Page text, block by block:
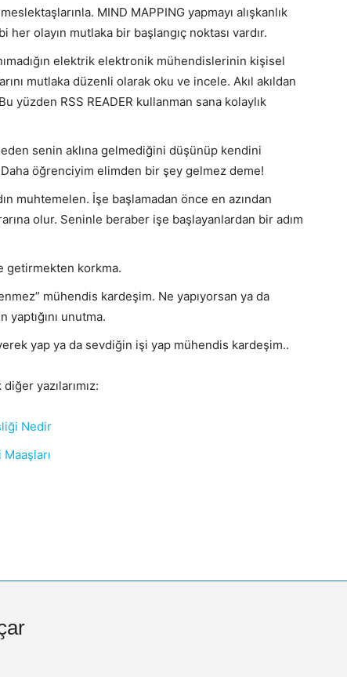
MIND MAPPING yapmayı alışkanlık
olayın mutlaka bir başlangıç noktası vardır.
elektrik elektronik mühendislerinin kişisel
mutlaka düzenli olarak oku ve incele. Akıl akıldan
yüzden RSS READER kullanman sana kolaylık
senin aklına gelmediğini düşünüp kendini
öğrenciyim elimden bir şey gelmez deme!
muhtemelen. İşe başlamadan önce en azından
olur. Seninle beraber işe başlayanlardan bir adım
getirmekten korkma.
mühendis kardeşim. Ne yapıyorsan ya da
unutma.
yap ya da sevdiğin işi yap mühendis kardeşim..
yazılarımız:
Nedir